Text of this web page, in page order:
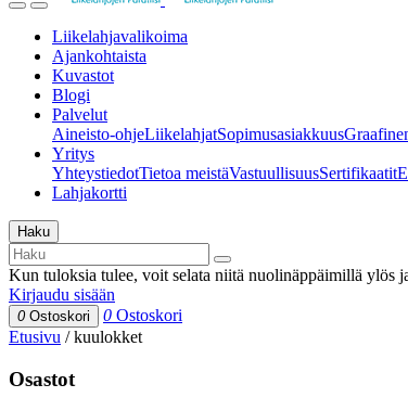
Liikelahjavalikoima
Ajankohtaista
Kuvastot
Blogi
Palvelut
Aineisto-ohjeLiikelahjatSopimusasiakkuus
Yritys
YhteystiedotTietoa meistäVastuullisuusSertifikaatit
Lahjakortti
Haku
Kun tuloksia tulee, voit selata niitä nuolinäppäimillä ylös
Kirjaudu sisään
0 Ostoskori 0 Ostoskori
Etusivu /kuulokket
Osastot